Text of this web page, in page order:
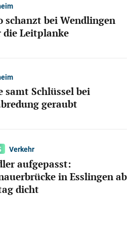
schanzt bei Wendlingen
die Leitplanke
samt Schlüssel bei
geraubt
Verkehr
aufgepasst:
in Esslingen ab
dicht